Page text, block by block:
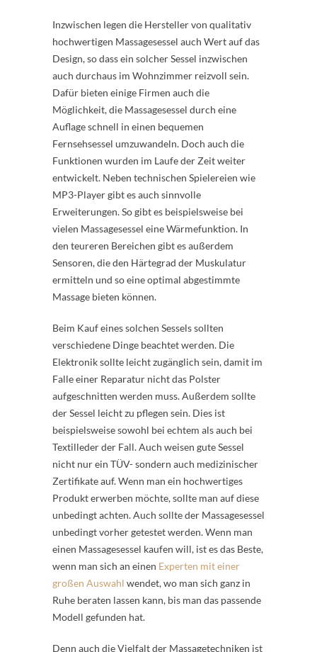
Inzwischen legen die Hersteller von qualitativ
hochwertigen Massagesessel auch Wert auf das
Design, so dass ein solcher Sessel inzwischen
auch durchaus im Wohnzimmer reizvoll sein.
Dafür bieten einige Firmen auch die
Möglichkeit, die Massagesessel durch eine
Auflage schnell in einen bequemen
Fernsehsessel umzuwandeln. Doch auch die
Funktionen wurden im Laufe der Zeit weiter
entwickelt. Neben technischen Spielereien wie
MP3-Player gibt es auch sinnvolle
Erweiterungen. So gibt es beispielsweise bei
vielen Massagesessel eine Wärmefunktion. In
den teureren Bereichen gibt es außerdem
Sensoren, die den Härtegrad der Muskulatur
ermitteln und so eine optimal abgestimmte
Massage bieten können.
Beim Kauf eines solchen Sessels sollten
verschiedene Dinge beachtet werden. Die
Elektronik sollte leicht zugänglich sein, damit im
Falle einer Reparatur nicht das Polster
aufgeschnitten werden muss. Außerdem sollte
der Sessel leicht zu pflegen sein. Dies ist
beispielsweise sowohl bei echtem als auch bei
Textilleder der Fall. Auch weisen gute Sessel
nicht nur ein TÜV- sondern auch medizinischer
Zertifikate auf. Wenn man ein hochwertiges
Produkt erwerben möchte, sollte man auf diese
unbedingt achten. Auch sollte der Massagesessel
unbedingt vorher getestet werden. Wenn man
einen Massagesessel kaufen will, ist es das Beste,
wenn man sich an einen Experten mit einer
großen Auswahl wendet, wo man sich ganz in
Ruhe beraten lassen kann, bis man das passende
Modell gefunden hat.
Denn auch die Vielfalt der Massagetechniken ist